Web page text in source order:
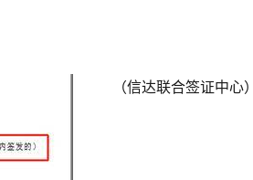
（信达联合签证中心）